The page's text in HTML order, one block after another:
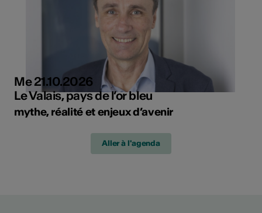
Me 21.10.2026
Le Valais, pays de l’or bleu
mythe, réalité et enjeux d’avenir
Aller à l'agenda